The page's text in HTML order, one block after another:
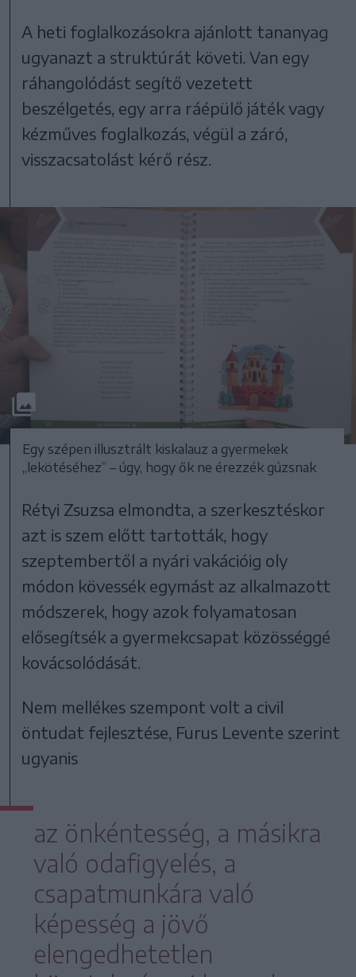
A heti foglalkozásokra ajánlott tananyag
ugyanazt a struktúrát követi. Van egy
ráhangolódást segítő vezetett
beszélgetés, egy arra ráépülő játék vagy
kézműves foglalkozás, végül a záró,
visszacsatolást kérő rész.
Egy szépen illusztrált kiskalauz a gyermekek
„lekötéséhez” – úgy, hogy ők ne érezzék gúzsnak
Rétyi Zsuzsa elmondta, a szerkesztéskor
azt is szem előtt tartották, hogy
szeptembertől a nyári vakációig oly
módon kövessék egymást az alkalmazott
módszerek, hogy azok folyamatosan
elősegítsék a gyermekcsapat közösséggé
kovácsolódását.
Nem mellékes szempont volt a civil
öntudat fejlesztése, Furus Levente szerint
ugyanis
az önkéntesség, a másikra
való odafigyelés, a
csapatmunkára való
képesség a jövő
elengedhetetlen